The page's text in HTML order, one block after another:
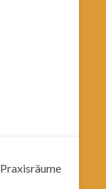
Praxisräume